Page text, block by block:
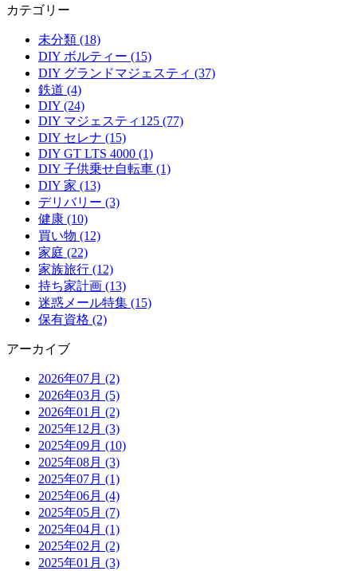
カテゴリー
未分類 (18)
DIY ボルティー (15)
DIY グランドマジェスティ (37)
鉄道 (4)
DIY (24)
DIY マジェスティ125 (77)
DIY セレナ (15)
DIY GT LTS 4000 (1)
DIY 子供乗せ自転車 (1)
DIY 家 (13)
デリバリー (3)
健康 (10)
買い物 (12)
家庭 (22)
家族旅行 (12)
持ち家計画 (13)
迷惑メール特集 (15)
保有資格 (2)
アーカイブ
2026年07月 (2)
2026年03月 (5)
2026年01月 (2)
2025年12月 (3)
2025年09月 (10)
2025年08月 (3)
2025年07月 (1)
2025年06月 (4)
2025年05月 (7)
2025年04月 (1)
2025年02月 (2)
2025年01月 (3)